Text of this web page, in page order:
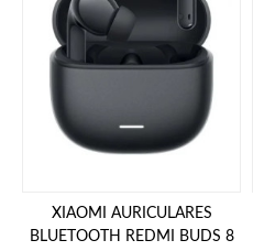
XIAOMI AURICULARES
BLUETOOTH REDMI BUDS 8